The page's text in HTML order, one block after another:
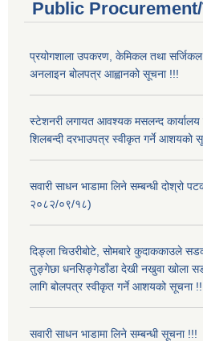
Public
प्रयोगशाला उपकरण, केमिकल तथा सर्जिकल
अनलाइन बोलपत्र आह्वानको सूचना !!!
स्टेशनरी लगायत आवश्यक मसलन्द कार्यालय
शिलबन्दी दरभाउपत्र स्वीकृत गर्ने आशयको
सवारी साधन भाडामा लिने सम्बन्धी दोश्रो
२०८२/०९/१८)
दिङ्ला चिउरीबोटे, सोमबारे कुदाककाउले
तुङ्गेछा धनसिङ्गेडाँडा देखी नखुवा खोला
लागि बोलपत्र स्वीकृत गर्ने आशयको सूचना
सवारी साधन भाडामा लिने सम्बन्धी सूचना !!!